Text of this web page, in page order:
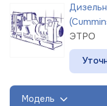
ЭТРО
Модель